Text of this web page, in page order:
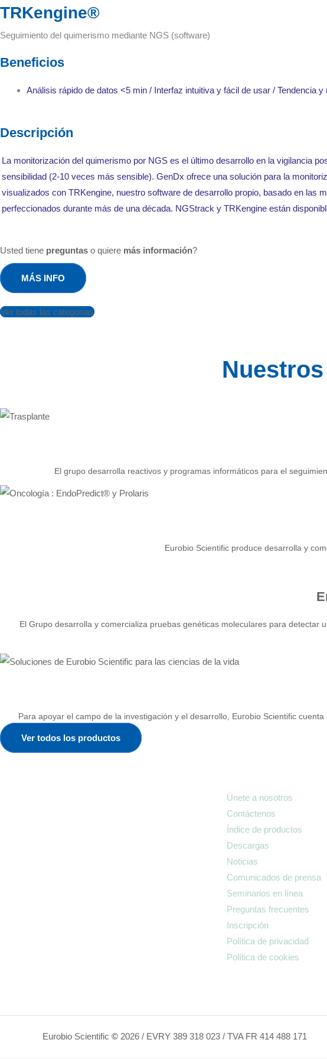
TRKengine®
Seguimiento del quimerismo mediante NGS (software)
Beneficios
Análisis rápido de datos <5 min / Interfaz intuitiva y fácil de usar / Tendencia
Descripción
La monitorización del quimerismo por NGS es el último desarrollo en la vigilancia
sensibilidad (2-10 veces más sensible). GenDx ofrece una solución para la
visualizados con TRKengine, nuestro software de desarrollo propio, basado en
perfeccionados durante más de una década. NGStrack y TRKengine están
Usted tiene preguntas o quiere más información?
MÁS INFO
Ver todas las categorías
El grupo desarrolla reactivos y programas informáticos para el
Eurobio Scientific produce desarrolla y
El Grupo desarrolla y comercializa pruebas genéticas moleculares para
Para apoyar el campo de la investigación y el desarrollo, Eurobio Scientific
Ver todos los productos
Únete a nosotros
Contáctenos
Índice de productos
Descargas
Noticias
Comunicados de prensa
Seminarios en línea
Preguntas frecuentes
Inscripción
Política de privacidad
Política de cookies
Eurobio Scientific © 2026 / EVRY 389 318 023 / TVA FR 414 488 171